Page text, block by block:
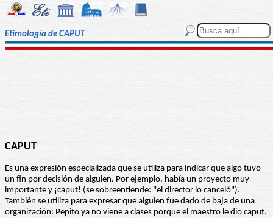
Etimología de CAPUT
CAPUT
Es una expresión especializada que se utiliza para indicar que algo tuvo
un fin por decisión de alguien. Por ejemplo, había un proyecto muy
importante y ¡caput! (se sobreentiende: "el director lo canceló").
También se utiliza para expresar que alguien fue dado de baja de una
organización: Pepito ya no viene a clases porque el maestro le dio caput.